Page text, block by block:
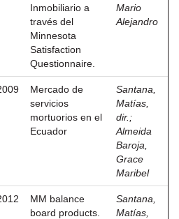
Inmobiliario a
través del
Minnesota
Satisfaction
Questionnaire.
Mario
Alejandro
Mercado de
servicios
mortuorios en el
Ecuador
Santana,
Matías,
dir. ;
Almeida
Baroja,
Grace
Maribel
MM balance
board products.
Santana,
Matías,